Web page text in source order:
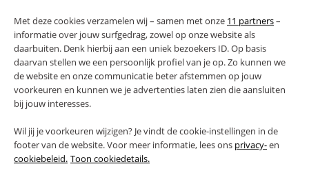
Met deze cookies verzamelen wij – samen met onze 11 partners–
informatie over jouw surfgedrag, zowel op onze website als
daarbuiten. Denk hierbij aan een uniek bezoekers ID. Op basis
daarvan stellen we een persoonlijk profiel van je op. Zo kunnen we
de website en onze communicatie beter afstemmen op jouw
voorkeuren en kunnen we je advertenties laten zien die aansluiten
bij jouw interesses.
Wil jij je voorkeuren wijzigen? Je vindt de cookie-instellingen in de
footer van de website. Voor meer informatie, lees ons privacy-en
cookiebeleid. Toon cookiedetails.
RETOUREN
High-contrast mode
VAAK SAMEN GEKOCHT